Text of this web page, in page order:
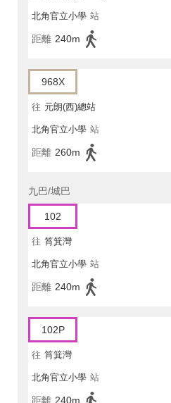
北角官立小學 站
距離 240m
968X
往 元朗(西)總站
北角官立小學 站
距離 260m
九巴/城巴
102
往 筲箕灣
北角官立小學 站
距離 240m
102P
往 筲箕灣
北角官立小學 站
距離 240m